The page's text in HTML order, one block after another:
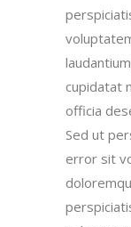
cupidatat
officia
Sed ut
error sit